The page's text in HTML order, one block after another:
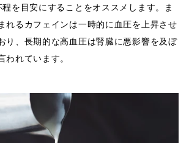
を目安にすることをオススメします。ま
れるカフェインは一時的に血圧を上昇させ
り、長期的な高血圧は腎臓に悪影響を及ぼ
れています。